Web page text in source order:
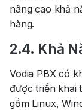
nâng cao khả
hàng.
2.4. Khả
Vodia PBX có
được triển khai
gồm Linux,